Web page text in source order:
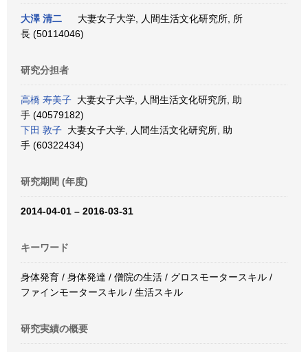
大澤 清二
大妻女子大学, 人間生活文化研究所, 所
長 (50114046)
研究分担者
高橋 寿美子 大妻女子大学, 人間生活文化研究所, 助
手 (40579182)
下田 敦子 大妻女子大学, 人間生活文化研究所, 助
手 (60322434)
研究期間 (年度)
2014-04-01 – 2016-03-31
キーワード
身体発育 / 身体発達 / 僧院の生活 / グロスモータースキル /
ファインモータースキル / 生活スキル
研究実績の概要